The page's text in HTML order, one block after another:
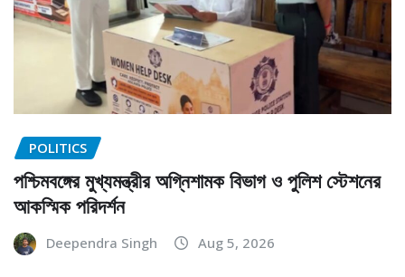
POLITICS
পশ্চিমবঙ্গের মুখ্যমন্ত্রীর অগ্নিশামক বিভাগ ও পুলিশ স্টেশনের
আকস্মিক পরিদর্শন
Deependra Singh Aug 5, 2026